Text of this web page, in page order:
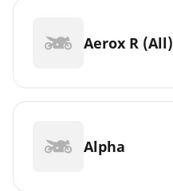
Aerox R (All)
Alpha